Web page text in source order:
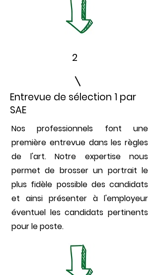
2
Entrevue de sélection 1 par
SAE
Nos professionnels font une
première entrevue dans les règles
de l'art. Notre expertise nous
permet de brosser un portrait le
plus fidèle possible des candidats
et ainsi présenter à l'employeur
éventuel les candidats pertinents
pour le poste.